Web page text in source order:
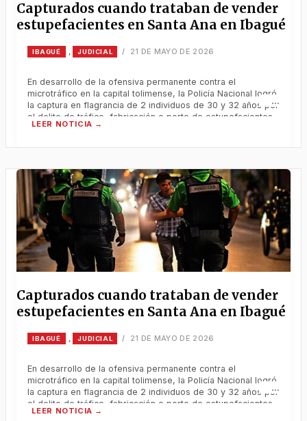
Capturados cuando trataban de vender
estupefacientes en Santa Ana en Ibagué
IBAGUÉ , JUDICIAL / 21 DE MAYO DE 2026
En desarrollo de la ofensiva permanente contra el
microtráfico en la capital tolimense, la Policía Nacional logró
la captura en flagrancia de 2 individuos de 30 y 32 años por
el delito de tráfico, fabricación o porte de estupefacientes.
En desarrollo de la ofensiva permanente contra el
Capturados cuando trataban de vender
estupefacientes en Santa Ana en Ibagué
IBAGUÉ JUDICIAL / 21 DE MAYO DE 2026
En desarrollo de la ofensiva permanente contra el
microtráfico en la capital tolimense, la Policía Nacional logró
la captura en flagrancia de 2 individuos de 30 y 32 años por
el delito de tráfico, fabricación o porte de estupefacientes.
En desarrollo de la ofensiva permanente contra el